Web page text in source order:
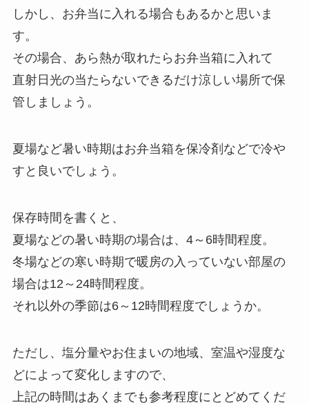
しかし、お弁当に入れる場合もあるかと思いま
す。
その場合、あら熱が取れたらお弁当箱に入れて
直射日光の当たらないできるだけ涼しい場所で保
管しましょう。
夏場など暑い時期はお弁当箱を保冷剤などで冷や
すと良いでしょう。
保存時間を書くと、
夏場などの暑い時期の場合は、4～6時間程度。
冬場などの寒い時期で暖房の入っていない部屋の
場合は12～24時間程度。
それ以外の季節は6～12時間程度でしょうか。
ただし、塩分量やお住まいの地域、室温や湿度な
どによって変化しますので、
上記の時間はあくまでも参考程度にとどめてくだ